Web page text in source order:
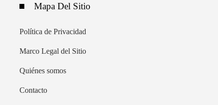
Mapa Del Sitio
Política de Privacidad
Marco Legal del Sitio
Quiénes somos
Contacto